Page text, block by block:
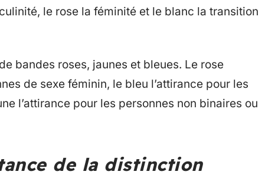
le rose la féminité et le blanc la transition
bandes roses, jaunes et bleues. Le rose
de sexe féminin, le bleu l’attirance pour les
l’attirance pour les personnes non binaires ou
de la distinction